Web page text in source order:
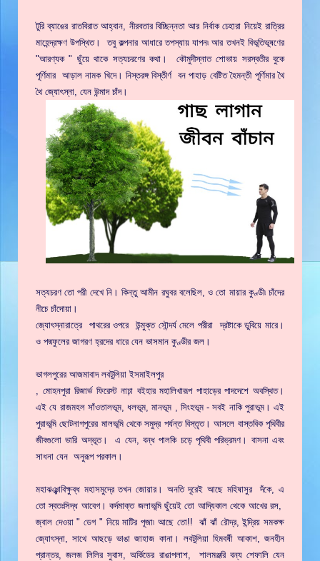
টুরি ব্যাঙের রাতবিরাত আহ্বান, নীরবতার বিচ্ছিন্নতা আর নির্বাক চেহারা নিয়েই রাত্রির
মাহেন্দ্রক্ষণ উপস্থিত। তবু কল্পনার আধারে তপস্যায় যাপন৷ আর তখনই বিভূতিভূষণের
"আরণ্যক " ছুঁয়ে থাকে সত্যচরণের কথা। কৌমুদীস্নাত শোভায় সরস্বতীর বুকে
পূর্ণিমার আড়াল নামক খিদে। নিস্তরঙ্গ বিস্তীর্ণ বন পাহাড় বেষ্টিত হৈমন্তী পূর্ণিমার থৈ
থৈ জ্যোৎস্না, যেন উন্মাদ চাঁদ।
সত্যচরণ তো পরী দেখে নি। কিন্তু আমীন রঘুবর বলেছিল, ও তো মায়ার কুণ্ডী৷ চাঁদের
নীচে চাঁদোয়া।
জ্যোৎস্নারাত্রে পাথরের ওপরে উন্মুক্ত সৌন্দর্য মেলে পরীরা দ্রষ্টাকে ডুবিয়ে মারে।
ও পদ্মফুলের জাগরণ হ্রদের ধারে যেন ভাসমান কুণ্ডীর জল।
ভাগলপুরের আজমাবাদ লবটুলিয়া ইসমাইলপুর
, মোহনপুরা রিজার্ভ ফিরেস্ট নাঢ়া বইহার মহালিখারূপ পাহাড়ের পাদদেশে অবস্থিত।
এই যে রাজমহল সাঁওতালভূম, ধলভূম, মানভূম , সিংহভূম - সবই নাকি পুরাভূম। এই
পুরাভূমি ছোটনাগপুরের মালভূমি থেকে সমুদ্র পর্যন্ত বিস্তৃত। আসলে বাস্তবিক পৃথিবীর
জীবগুলো ভারি অদ্ভূত। এ যেন, বন্ধ পালকি চড়ে পৃথিবী পরিভ্রমণ। বাসনা এবং
সাধনা যেন অনুরূপ পরকাল।
মহাঝঞ্ঝাবিক্ষুব্ধ মহাসমুদ্রে তখন জোয়ার। অনতি দূরেই আছে মহিষাসুর দঁকে, এ
তো স্বতঃসিদ্ধ আবেগ। কর্দমাক্ত জলাভূমি ছুঁয়েই তো আদ্যিকাল থেকে আখের রস,
জ্বাল দেওয়া " ডেগ " নিয়ে মাটির পূজা৷ আছে তো!! ঝাঁ ঝাঁ রৌদ্র, ইন্দ্রিয় সমকক্ষ
জ্যোৎস্না, সাথে আছড়ে ভাঙা জাহাজ কানা। লবটুলিয়া হিমবর্ষী আকাশ, জনহীন
প্রান্তর, জলজ লিলির সুবাস, অর্কিডের রাঙাপলাশ, শালমঞ্জরি বন্য শেফালি যেন